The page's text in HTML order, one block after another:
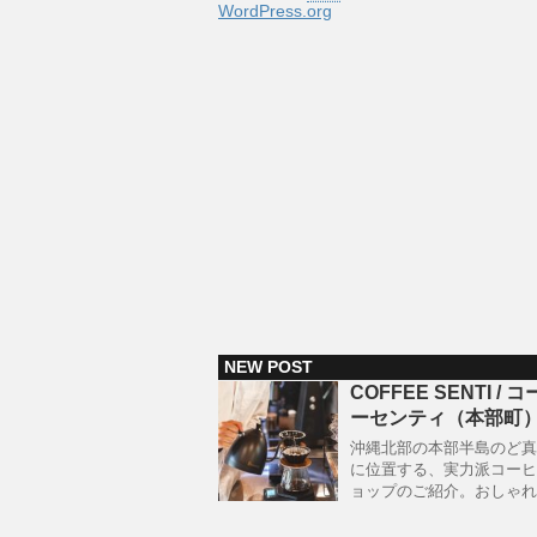
WordPress.org
NEW POST
COFFEE SENTI / コ
ーセンティ（本部町）
沖縄北部の本部半島のど
に位置する、実力派コー
ョップのご紹介。おしゃ